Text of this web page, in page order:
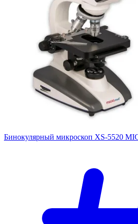
Бинокулярный микроскоп XS-5520